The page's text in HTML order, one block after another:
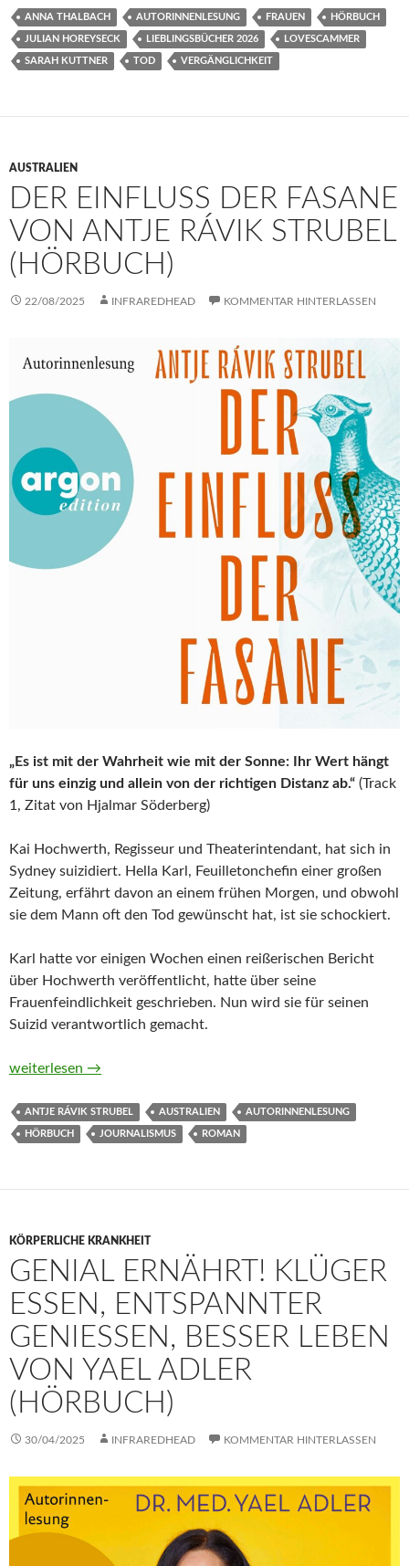
ANNA THALBACH AUTORINNENLESUNG FRAUEN HÖRBUCH
JULIAN HOREYSECK LIEBLINGSBÜCHER 2026 LOVESCAMMER
SARAH KUTTNER TOD VERGÄNGLICHKEIT
AUSTRALIEN
DER EINFLUSS DER FASANE
VON ANTJE RÁVIK STRUBEL
(HÖRBUCH)
22/08/2025 INFRAREDHEAD KOMMENTAR HINTERLASSEN
„Es ist mit der Wahrheit wie mit der Sonne: Ihr Wert hängt
für uns einzig und allein von der richtigen Distanz ab.“ (Track
1, Zitat von Hjalmar Söderberg)
Kai Hochwerth, Regisseur und Theaterintendant, hat sich in
Sydney suizidiert. Hella Karl, Feuilletonchefin einer großen
Zeitung, erfährt davon an einem frühen Morgen, und obwohl
sie dem Mann oft den Tod gewünscht hat, ist sie schockiert.
Karl hatte vor einigen Wochen einen reißerischen Bericht
über Hochwerth veröffentlicht, hatte über seine
Frauenfeindlichkeit geschrieben. Nun wird sie für seinen
Suizid verantwortlich gemacht.
Der Einfluss der Fasane von Antje Rávik Strubel (Hörbuch)
weiterlesen →
ANTJE RÁVIK STRUBEL AUSTRALIEN AUTORINNENLESUNG
HÖRBUCH JOURNALISMUS ROMAN
KÖRPERLICHE KRANKHEIT
GENIAL ERNÄHRT! KLÜGER
ESSEN, ENTSPANNTER
GENIESSEN, BESSER LEBEN V
ON YAEL ADLER (
HÖRBUCH)
30/04/2025 INFRAREDHEAD KOMMENTAR HINTERLASSEN